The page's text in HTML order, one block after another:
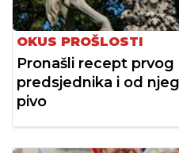
OKUS PROŠLOSTI
Pronašli recept
predsjednika i od
pivo